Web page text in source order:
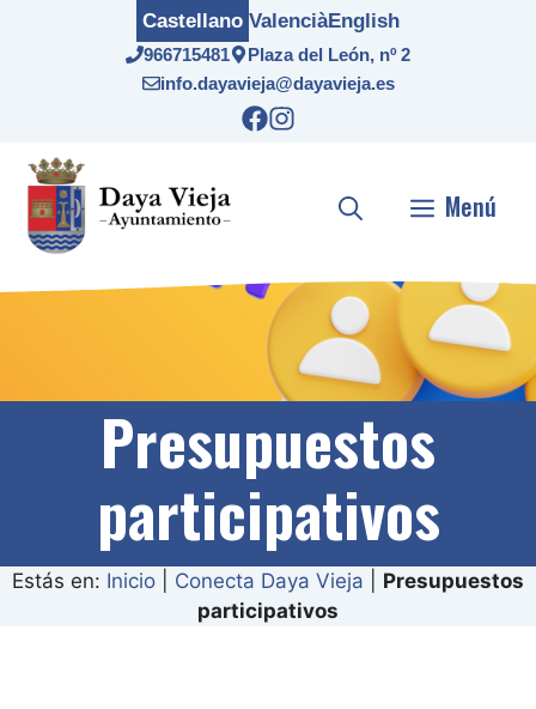
966715481
Plaza del León, nº 2
info.dayavieja@dayavieja.es
Castellano ValenciàEnglish
Menú
Presupuestos
participativos
Estás en: Inicio Conecta Daya Vieja
Presupuestos
participativos